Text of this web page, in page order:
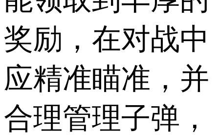
奖励，在对战中
应精准瞄准，并
合理管理子弹，